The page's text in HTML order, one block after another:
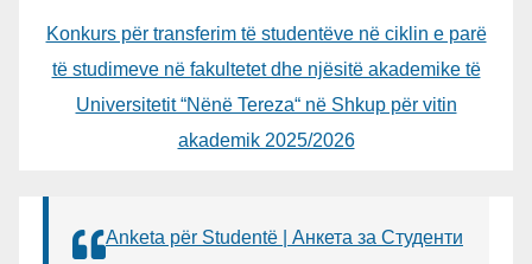
Konkurs për transferim të studentëve në ciklin e parë
të studimeve në fakultetet dhe njësitë akademike të
Universitetit “Nënë Tereza“ në Shkup për vitin
akademik 2025/2026
Anketa për Studentë | Анкета за Студенти